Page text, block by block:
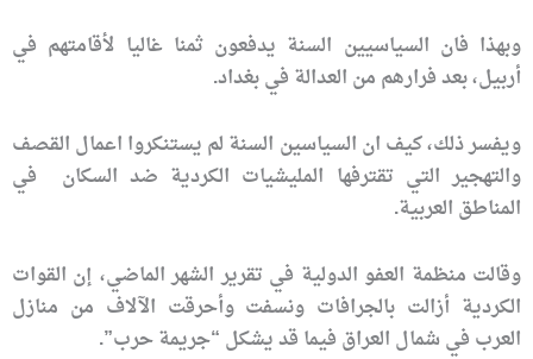
وبهذا فان السياسيين السنة يدفعون ثمنا غاليا لأقامتهم في
أربيل، بعد فرارهم من العدالة في بغداد.
ويفسر ذلك، كيف ان السياسين السنة لم يستنكروا اعمال القصف
والتهجير التي تقترفها المليشيات الكردية ضد السكان في
المناطق العربية.
وقالت منظمة العفو الدولية في تقرير الشهر الماضي، إن القوات
الكردية أزالت بالجرافات ونسفت وأحرقت الآلاف من منازل
العرب في شمال العراق فيما قد يشكل “جريمة حرب”.